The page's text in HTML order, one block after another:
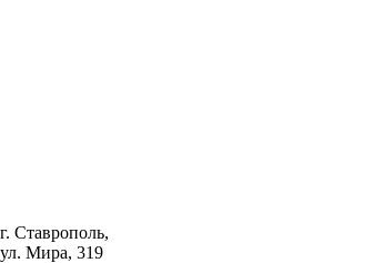
Пожалуйста заполните необходимые поля,
г. Ставрополь,
ул. Мира, 319